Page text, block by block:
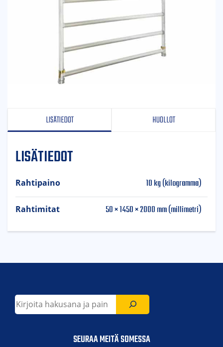
LISÄTIEDOT HUOLLOT
LISÄTIEDOT
Rahtipaino 10 kg (kilogramma)
Rahtimitat 50 × 1450 × 2000 mm (millimetri)
Etsi
SEURAA MEITÄ SOMESSA